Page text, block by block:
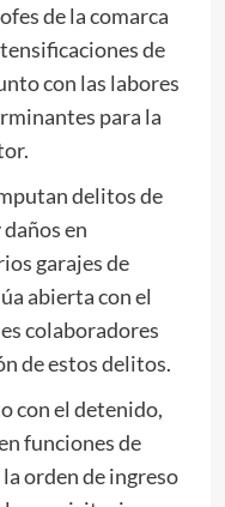
de la comarca
de
con las labores
para la
delitos de
en
garajes de
abierta con el
colaboradores
de estos delitos.
con el detenido,
funciones de
orden de ingreso